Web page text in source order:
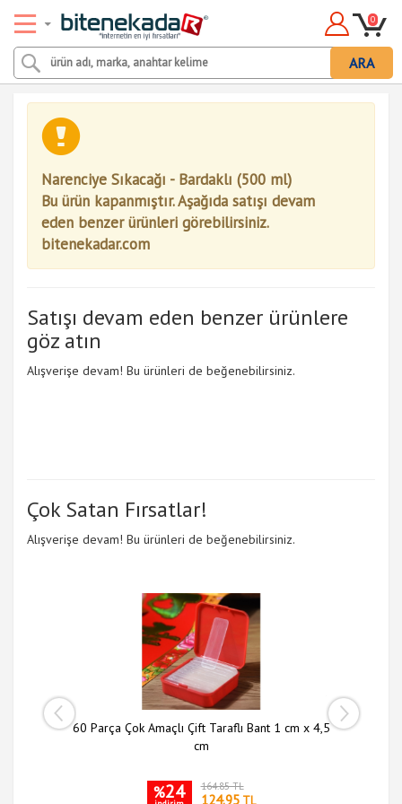
ARA
0
Narenciye Sıkacağı - Bardaklı (500 ml)
Bu ürün kapanmıştır. Aşağıda satışı devam
eden benzer ürünleri görebilirsiniz.
bitenekadar.com
Satışı devam eden benzer ürünlere
göz atın
Alışverişe devam! Bu ürünleri de beğenebilirsiniz.
Çok Satan Fırsatlar!
Alışverişe devam! Bu ürünleri de beğenebilirsiniz.
60 Parça Çok Amaçlı Çift Taraflı Bant 1 cm x 4,5
cm
%24 164.85 TL
124.95TL